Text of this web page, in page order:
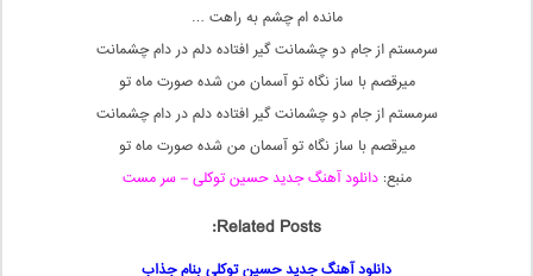
مانده ام چشم به راهت …
سرمستم از جام دو چشمانت گیر افتاده دلم در دام چشمانت
میرقصم با ساز نگاه تو آسمان من شده صورت ماه تو
سرمستم از جام دو چشمانت گیر افتاده دلم در دام چشمانت
میرقصم با ساز نگاه تو آسمان من شده صورت ماه تو
منبع:دانلود آهنگ جدید حسین توکلی – سر مست
Related Posts:
دانلود آهنگ جدید حسین توکلی بنام جذاب